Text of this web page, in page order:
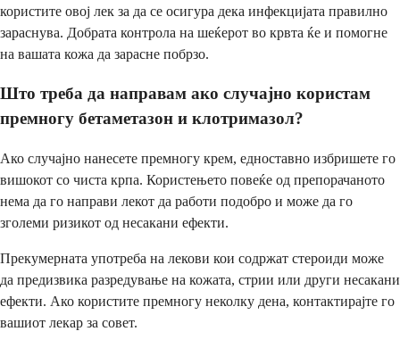
користите овој лек за да се осигура дека инфекцијата правилно
зараснува. Добрата контрола на шеќерот во крвта ќе и помогне
на вашата кожа да зарасне побрзо.
Што треба да направам ако случајно користам
премногу бетаметазон и клотримазол?
Ако случајно нанесете премногу крем, едноставно избришете го
вишокот со чиста крпа. Користењето повеќе од препорачаното
нема да го направи лекот да работи подобро и може да го
зголеми ризикот од несакани ефекти.
Прекумерната употреба на лекови кои содржат стероиди може
да предизвика разредување на кожата, стрии или други несакани
ефекти. Ако користите премногу неколку дена, контактирајте го
вашиот лекар за совет.